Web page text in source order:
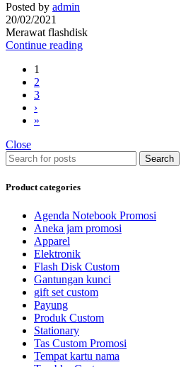
Posted by admin
20/02/2021
Merawat flashdisk
Continue reading
1
2
3
›
»
Close
Search
Product categories
Agenda Notebook Promosi
Aneka jam promosi
Apparel
Elektronik
Flash Disk Custom
Gantungan kunci
gift set custom
Payung
Produk Custom
Stationary
Tas Custom Promosi
Tempat kartu nama